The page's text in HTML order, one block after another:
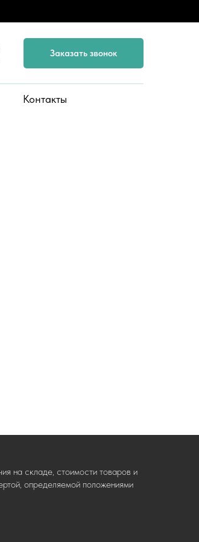
Заказать звонок
Контакты
на складе, стоимости товаров и
определяемой положениями